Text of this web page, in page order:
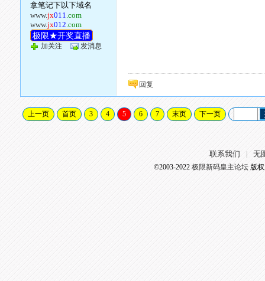
拿笔记下以下域名
www.jx011.com
www.jx012.com
极限★开奖直播
加关注 发消息
回复
上一页 首页 3 4 5 6 7 末页 下一页
联系我们 无
©2003-2022 极限新码皇主论坛版权